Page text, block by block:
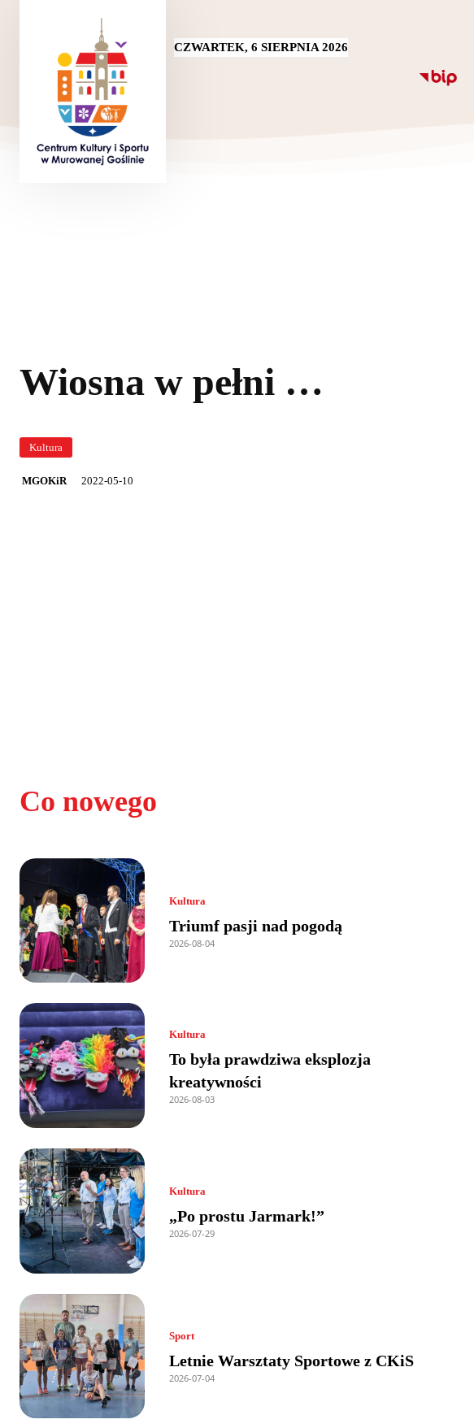
CZWARTEK, 6 SIERPNIA 2026
Wiosna w pełni …
Kultura
MGOKiR 2022-05-10
Co nowego
Kultura
Triumf pasji nad pogodą
2026-08-04
Kultura
To była prawdziwa eksplozja
kreatywności
2026-08-03
Kultura
„Po prostu Jarmark!”
2026-07-29
Sport
Letnie Warsztaty Sportowe z CKiS
2026-07-04